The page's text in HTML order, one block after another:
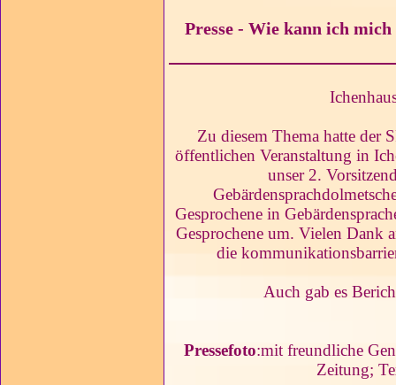
Presse - Wie kann ich
Zu diesem Thema hatte der
öffentlichen Veranstaltung in
unser 2.
Gesprochene in
Gesprochene um. Vielen Dank
die
Auch gab es
Pressefoto:mit freundliche
Zeitung;